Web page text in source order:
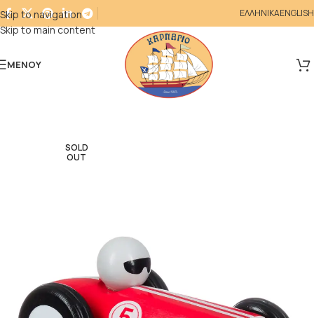
Skip to navigation
Skip to main content
ΕΛΛΗΝΙΚΑENGLISH
ΜΕΝΟΎ
SOLD
OUT